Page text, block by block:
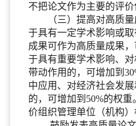
不把论文作为主要的评价
（三）提高对高质
于具有一定学术影响或
成果可作为高质量成果
于具有重要学术影响、
带动作用的，可增加到
中应用、对经济社会发
的，可增加到50%的权
价组织管理单位（机构）